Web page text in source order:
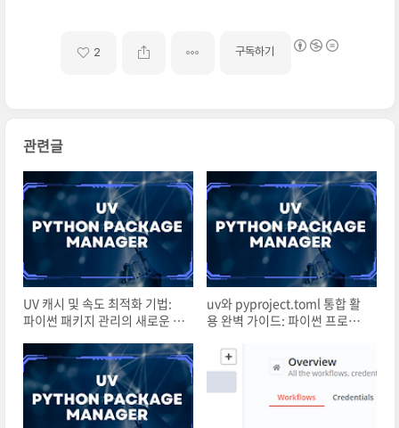
2 구독하기
관련글
UV 캐시 및 속도 최적화 기법:
파이썬 패키지 관리의 새로운 차
uv와 pyproject.toml 통합 활
용 완벽 가이드: 파이썬 프로젝